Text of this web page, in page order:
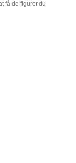
få de figurer du